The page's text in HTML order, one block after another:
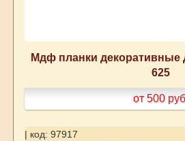
Мдф планки декоративные
625
от 500
| код: 97917